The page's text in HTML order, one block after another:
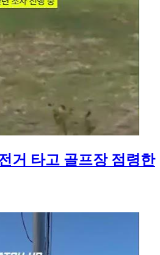
거 타고 골프장 점령한